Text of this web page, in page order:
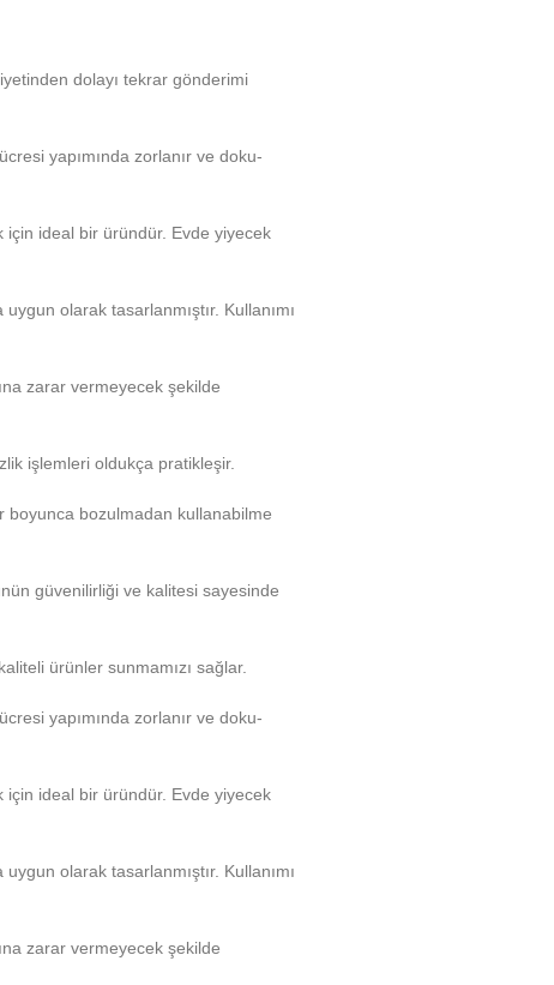
dolayı tekrar gönderimi
yapımında zorlanır ve doku-
ideal bir üründür. Evde yiyecek
olarak tasarlanmıştır. Kullanımı
zarar vermeyecek şekilde
işlemleri oldukça pratikleşir.
boyunca bozulmadan kullanabilme
güvenilirliği ve kalitesi sayesinde
ürünler sunmamızı sağlar.
yapımında zorlanır ve doku-
ideal bir üründür. Evde yiyecek
olarak tasarlanmıştır. Kullanımı
zarar vermeyecek şekilde